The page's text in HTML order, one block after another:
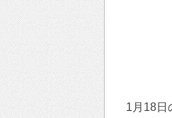
1月18日